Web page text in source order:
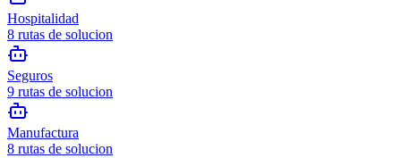
Hospitalidad
8 rutas de solucion
Seguros
9 rutas de solucion
Manufactura
8 rutas de solucion